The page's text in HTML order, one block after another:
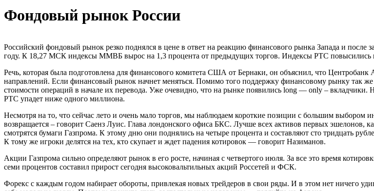
Фондовый рынок России
Российский фондовый рынок резко поднялся в цене в ответ на реакцию финансового рынка Запада и
году. К 18,27 МСК индексы ММВБ вырос на 1,3 процента от предыдущих торгов. Индексы РТС повысились
Речь, которая была подготовлена для финансового комитета США от Бернаки, он объяснил, что
направлений. Если финансовый рынок начнет меняться. Помимо того поддержку финансовому рынку так
стоимости операций в начале их перевода. Уже очевидно, что на рынке появились long — only – вкладчики.
РТС упадет ниже одного миллиона.
Несмотря на то, что сейчас лето и очень мало торгов, мы наблюдаем короткие позиции с большим выбором
возвращается – говорит Саенз Луис. Глава лондонского офиса БКС. Лучше всех активов первых эшелонов,
смотрятся бумаги Газпрома. К этому дню они поднялись на четыре процента и составляют сто тридцать
К тому же игроки делятся на тех, кто скупает и ждет падения котировок — говорит Назиманов.
Акции Газпрома сильно определяют рынок в его росте, начиная с четвертого июля. За все это время
семи процентов составил прирост сегодня высоковальтильных акций Россетей и ФСК.
Форекс с каждым годом набирает обороты, привлекая новых трейдеров в свои ряды. И в этом нет ничего